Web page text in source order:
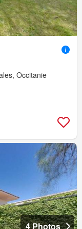
Occitanie
4 Photos